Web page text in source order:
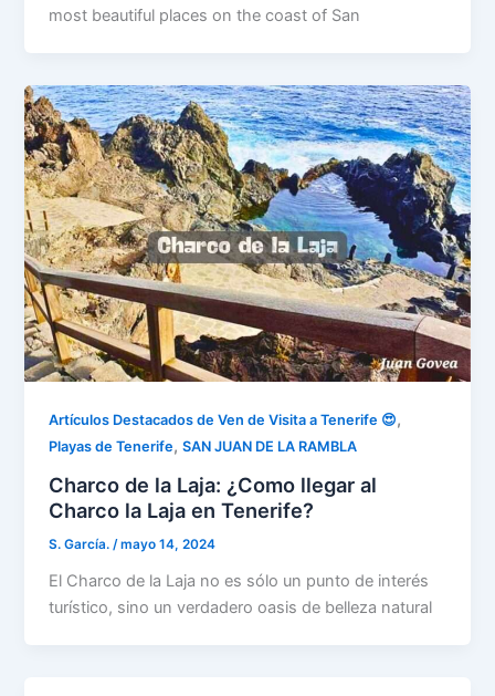
most beautiful places on the coast of San
Artículos Destacados de Ven de Visita a Tenerife 😍,
Playas de Tenerife,SAN JUAN DE LA RAMBLA
Charco de la Laja: ¿Como llegar al
Charco la Laja en Tenerife?
S. García./mayo 14, 2024
El Charco de la Laja no es sólo un punto de interés
turístico, sino un verdadero oasis de belleza natural